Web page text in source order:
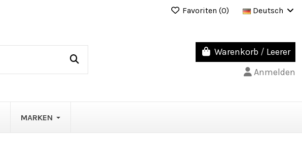
Favoriten (0) Deutsch
Warenkorb / Leerer
Anmelden
MARKEN